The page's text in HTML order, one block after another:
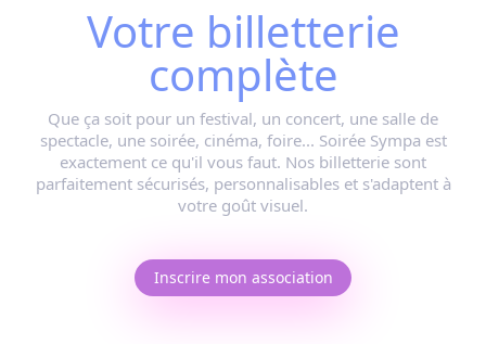
Votre billetterie
complète
Que ça soit pour un festival, un concert, une salle de
spectacle, une soirée, cinéma, foire... Soirée Sympa est
exactement ce qu'il vous faut. Nos billetterie sont
parfaitement sécurisés, personnalisables et s'adaptent à
votre goût visuel.
Inscrire mon association